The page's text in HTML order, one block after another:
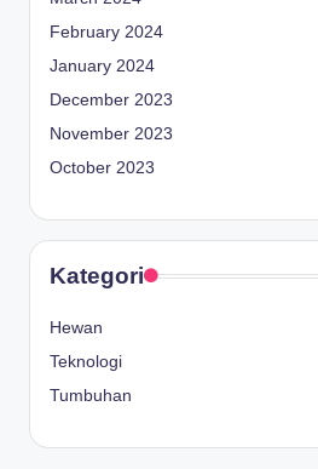
February 2024
January 2024
December 2023
November 2023
October 2023
Kategori
Hewan
Teknologi
Tumbuhan